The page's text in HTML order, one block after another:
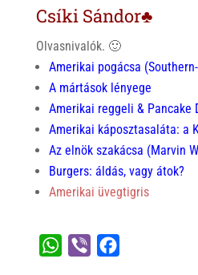
Csíki Sándor♣
Olvasnivalók. 🙂
Amerikai pogácsa
A mártások lényege
Amerikai reggeli & Pancake
Amerikai káposztasaláta: a
Az elnök szakácsa (Marvin
Burgers: áldás, vagy átok?
Amerikai üvegtigris